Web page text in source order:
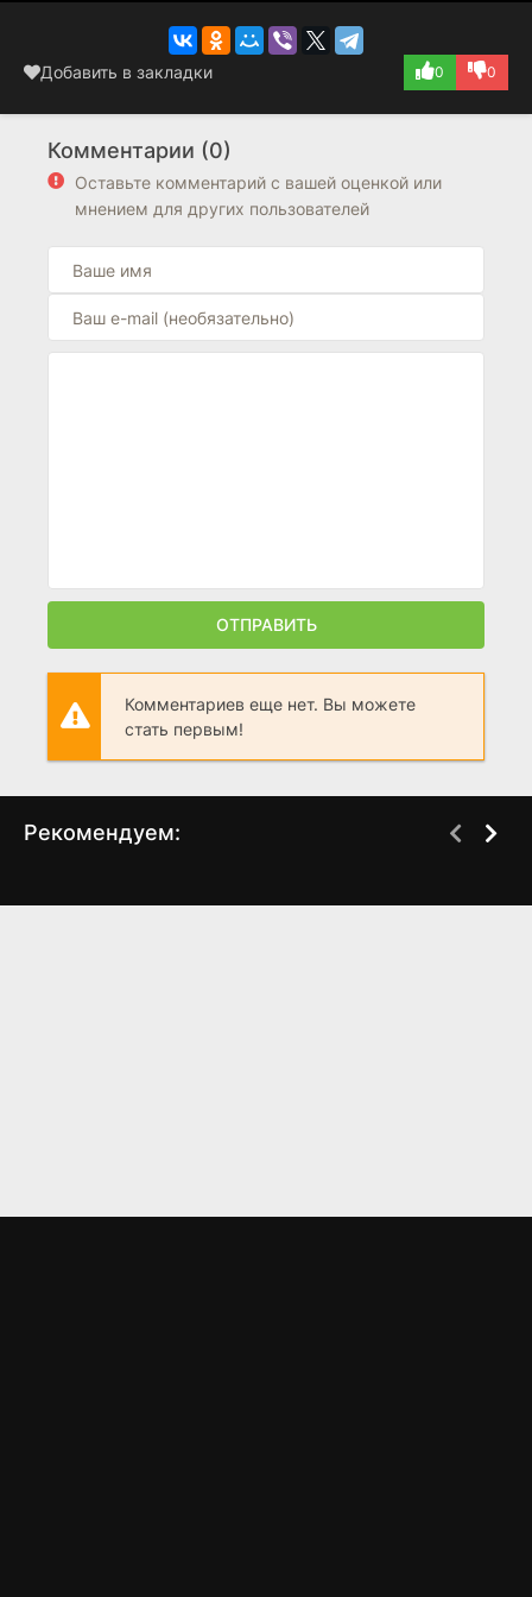
Добавить в закладки 0 0
Комментарии (0)
Оставьте комментарий с вашей оценкой или
мнением для других пользователей
ОТПРАВИТЬ
Комментариев еще нет. Вы можете
стать первым!
Рекомендуем: